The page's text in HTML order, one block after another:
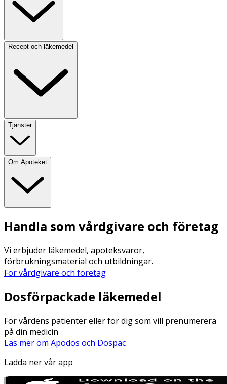
Recept och läkemedel
Tjänster
Om Apoteket
Handla som vårdgivare och företag
Vi erbjuder läkemedel, apoteksvaror,
förbrukningsmaterial och utbildningar.
För vårdgivare och företag
Dosförpackade läkemedel
För vårdens patienter eller för dig som vill prenumerera
på din medicin
Läs mer om Apodos och Dospac
Ladda ner vår app